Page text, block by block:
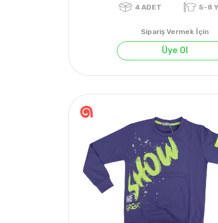
4 ADET
Sipariş Vermek İçin
Üye Ol